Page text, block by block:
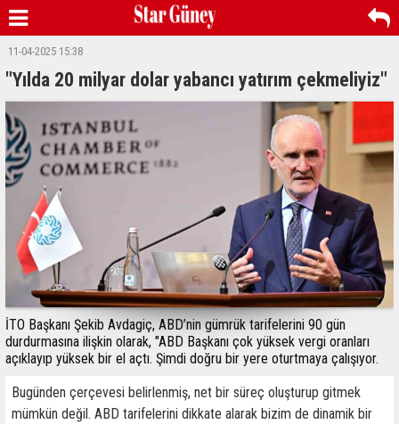
11-04-2025 15:38
"Yılda 20 milyar dolar yabancı yatırım çekmeliyiz"
​​​​​​​İTO Başkanı Şekib Avdagiç, ABD’nin gümrük tarifelerini 90 gün
durdurmasına ilişkin olarak, "ABD Başkanı çok yüksek vergi oranları
açıklayıp yüksek bir el açtı. Şimdi doğru bir yere oturtmaya çalışıyor.
Bugünden çerçevesi belirlenmiş, net bir süreç oluşturup gitmek
mümkün değil. ABD tarifelerini dikkate alarak bizim de dinamik bir